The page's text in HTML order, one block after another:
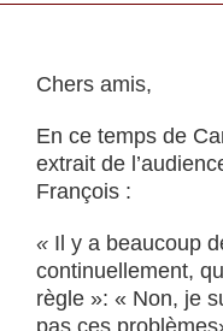
Chers amis,
En ce temps de
extrait de
François :
« Il y a beaucoup
continuellement,
règle »: « Non, je
pas ces